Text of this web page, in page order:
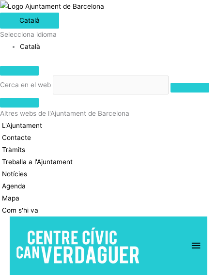
Català
Selecciona idioma
Català
Cerca en el web
Altres webs de l'Ajuntament de Barcelona
L'Ajuntament
Contacte
Tràmits
Treballa a l'Ajuntament
Notícies
Agenda
Mapa
Com s'hi va
contingut